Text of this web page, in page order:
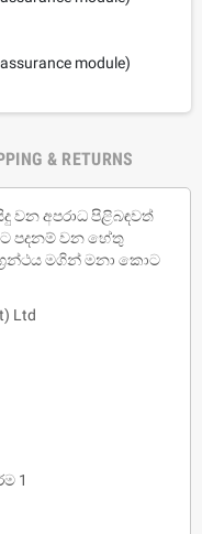
module)
& RETURNS
වන අපරාධ පිළිබඳවත්
පදනම් වන හේතු
මගින් මනා කොට
Ltd
1